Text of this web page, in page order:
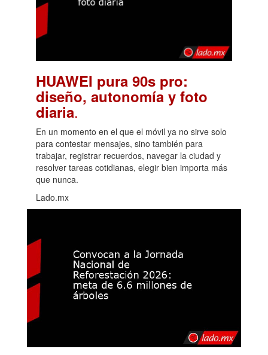
HUAWEI pura 90s pro:
diseño, autonomía y foto
diaria.
En un momento en el que el móvil ya no sirve solo
para contestar mensajes, sino también para
trabajar, registrar recuerdos, navegar la ciudad y
resolver tareas cotidianas, elegir bien importa más
que nunca.
Lado.mx